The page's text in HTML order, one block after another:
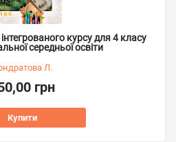
курсу для 4 класу
середньої освіти
Л.
грн
Купити